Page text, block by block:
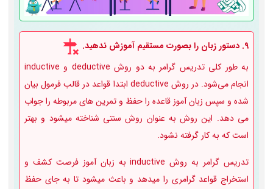
9. دستور زبان را بصورت مستقیم آموزش ندهید.
به طور کلی تدریس گرامر به دو روش deductive و inductive
انجام می‌شود. در روش deductive ابتدا قواعد در قالب فرمول بیان
شده و سپس زبان آموز قاعده را حفظ و تمرین های مربوطه را جواب
می دهد. این روش به عنوان روش سنتی شناخته می­شود و بهتر
است که به کار گرفته نشود.
تدریس گرامر به روش inductive به زبان آموز فرصت کشف و
استخراج قواعد گرامری را می­دهد و باعث می­شود تا به جای حفظ